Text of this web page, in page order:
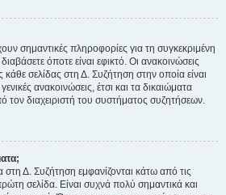
σημαντικές πληροφορίες για τη συγκεκριμένη
όποτε είναι εφικτό. Οι ανακοινώσεις
κάθε σελίδας στη Δ. Συζήτηση στην οποία είναι
ανακοινώσεις, έτσι και τα δικαιώματα
τον διαχειριστή του συστήματος συζητήσεων.
Δ. Συζήτηση εμφανίζονται κάτω από τις
σελίδα. Είναι συχνά πολύ σημαντικά και